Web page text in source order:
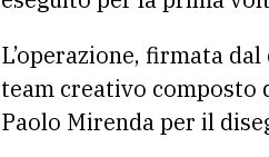
L’operazione, firmata dal
team creativo composto
Paolo Mirenda per il